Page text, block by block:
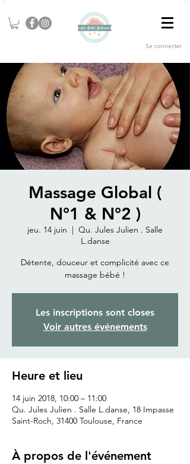
Se connecter
Massage Global (
N°1 & N°2 )
jeu. 14 juin
  |
Qu. Jules Julien . Salle
L.danse
Détente, douceur et complicité avec ce
Les inscriptions sont closes
Voir autres événements
Heure et lieu
14 juin 2018, 10:00 – 11:00
Qu. Jules Julien . Salle L.danse, 18 Impasse
Saint-Roch, 31400 Toulouse, France
À propos de l'événement